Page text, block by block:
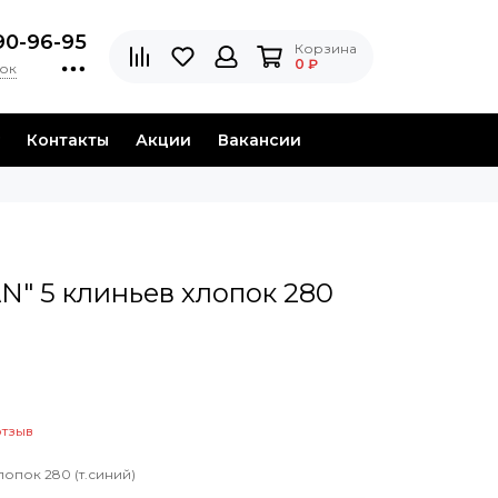
96-95
Корзина
0 ₽
Контакты Акции Вакансии
5 клиньев хлопок 280
280 (т.синий)